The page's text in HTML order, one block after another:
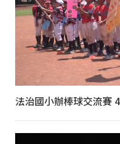
法治國小辦棒球交流賽